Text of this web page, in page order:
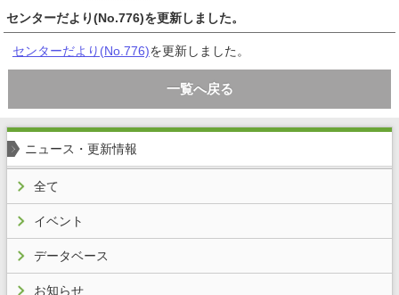
センターだより(No.776)を更新しました。
センターだより(No.776)を更新しました。
一覧へ戻る
ニュース・更新情報
全て
イベント
データベース
お知らせ